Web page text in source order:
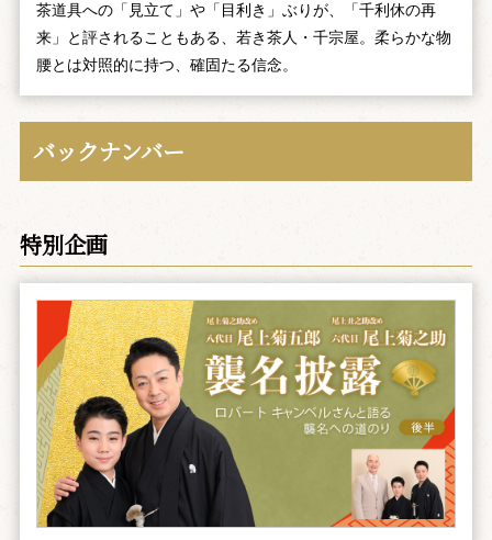
茶道具への「見立て」や「目利き」ぶりが、「千利休の再
来」と評されることもある、若き茶人・千宗屋。柔らかな物
腰とは対照的に持つ、確固たる信念。
バックナンバー
特別企画